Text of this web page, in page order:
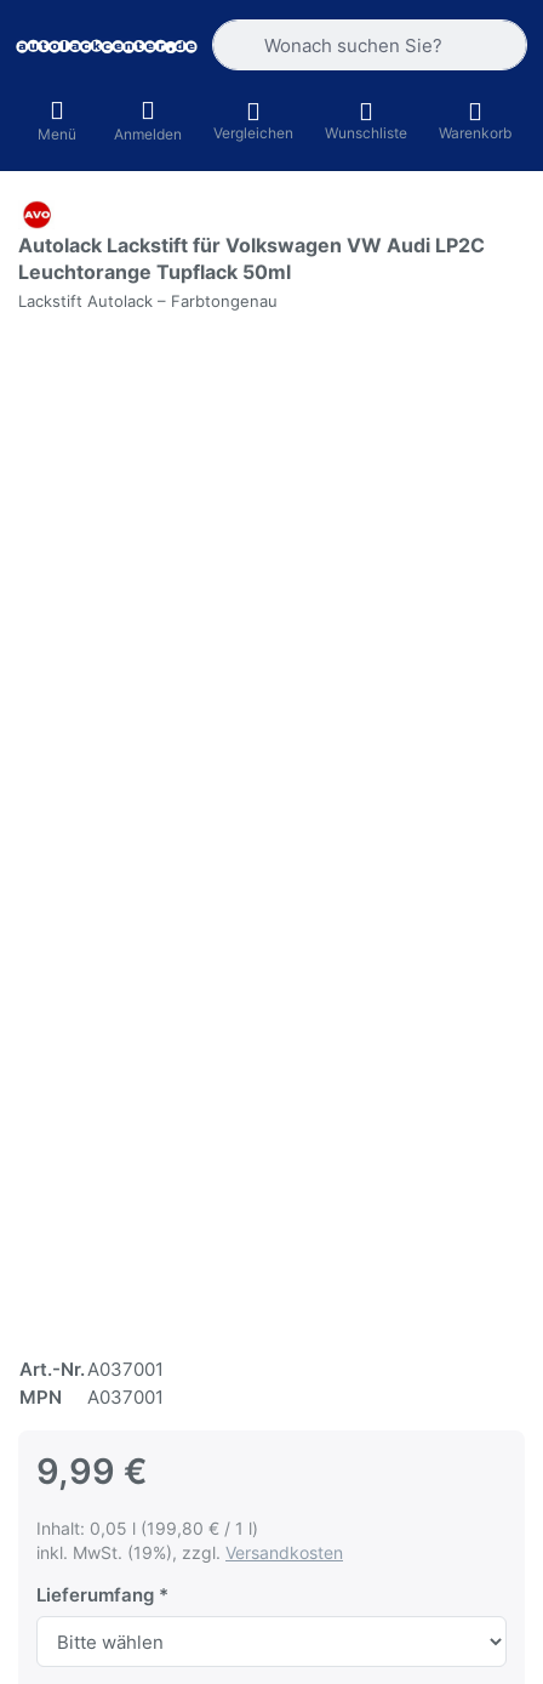
Geben Sie einen Suchbegriff ein.
Menü Anmelden Vergleichen Wunschliste Warenkorb
Autolack Lackstift für Volkswagen VW Audi LP2C
Leuchtorange Tupflack 50ml
Lackstift Autolack – Farbtongenau
Art.-Nr.A037001
MPN
A037001
9,99 €
Inhalt: 0,05 l (199,80 € / 1 l)
inkl. MwSt. (19%), zzgl. Versandkosten
Lieferumfang